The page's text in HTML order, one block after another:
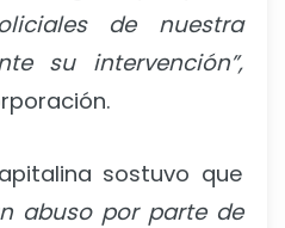
de nuestra
su intervención”,
sostuvo que
abuso por parte de